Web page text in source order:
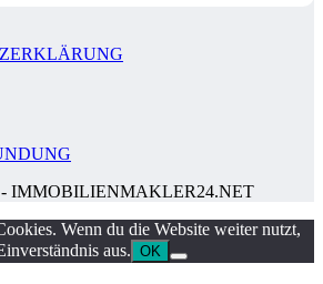
IMMOBILIENMAKLER24.NET
Wenn du die Website weiter nutzt,
aus. OK